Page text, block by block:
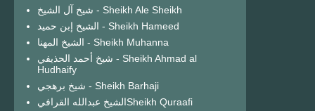
شيخ آل الشيخ - Sheikh Ale Sheikh
الشيخ إبن حميد - Sheikh Hameed
الشيخ المهنا - Sheikh Muhanna
شيخ أحمد الحذيفي - Sheikh Ahmad al
Hudhaify
شيخ برهجي - Sheikh Barhaji
الشيخ عبدالله القرافيSheikh Quraafi